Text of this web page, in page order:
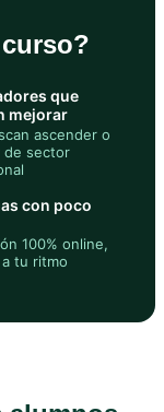
que
mejorar
ascender o
de sector
con poco
100% online,
tu ritmo